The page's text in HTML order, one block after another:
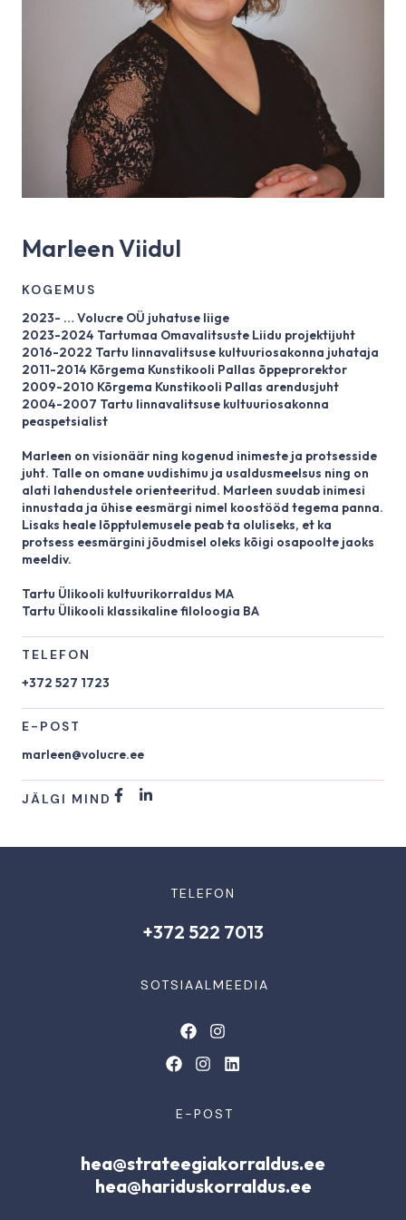
Marleen Viidul
KOGEMUS
2023- … Volucre OÜ juhatuse liige
2023-2024 Tartumaa Omavalitsuste Liidu projektijuht
2016-2022 Tartu linnavalitsuse kultuuriosakonna juhataja
2011-2014 Kõrgema Kunstikooli Pallas õppeprorektor
2009-2010 Kõrgema Kunstikooli Pallas arendusjuht
2004-2007 Tartu linnavalitsuse kultuuriosakonna
peaspetsialist
Marleen on visionäär ning kogenud inimeste ja protsesside
juht. Talle on omane uudishimu ja usaldusmeelsus ning on
alati lahendustele orienteeritud. Marleen suudab inimesi
innustada ja ühise eesmärgi nimel koostööd tegema panna.
Lisaks heale lõpptulemusele peab ta oluliseks, et ka
protsess eesmärgini jõudmisel oleks kõigi osapoolte jaoks
meeldiv.
Tartu Ülikooli kultuurikorraldus MA
Tartu Ülikooli klassikaline filoloogia BA
TELEFON
+372 527 1723
E-POST
marleen@volucre.ee
JÄLGI MIND
TELEFON
+372 522 7013
SOTSIAALMEEDIA
E-POST
hea@strateegiakorraldus.ee
hea@hariduskorraldus.ee